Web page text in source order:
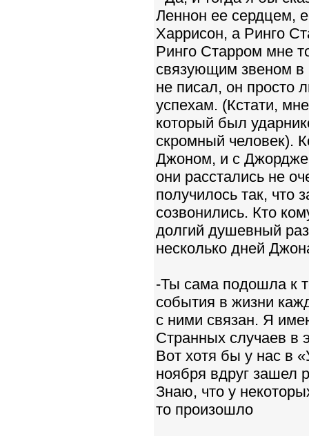
Леннон ее сердцем,
Харрисон, а Ринго
Ринго Старром мне
связующим звеном в
не писал, он просто
успехам. (Кстати,
который был
скромный человек).
Джоном, и с
они расстались не
получилось так, что
созвонились. Кто
долгий душевный
несколько дней
-Ты сама подошла к
события в жизни
с ними связан. Я
Странных случаев в
Вот хотя бы у нас в
ноября вдруг зашел
Знаю, что у
то произошло